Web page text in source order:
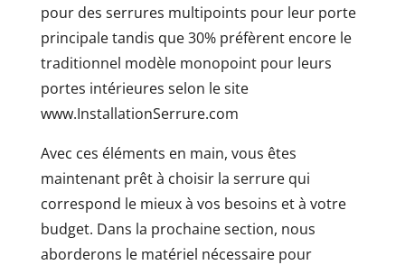
pour des serrures multipoints pour leur porte
principale tandis que 30% préfèrent encore le
traditionnel modèle monopoint pour leurs
portes intérieures selon le site
www.InstallationSerrure.com
Avec ces éléments en main, vous êtes
maintenant prêt à choisir la serrure qui
correspond le mieux à vos besoins et à votre
budget. Dans la prochaine section, nous
aborderons le matériel nécessaire pour